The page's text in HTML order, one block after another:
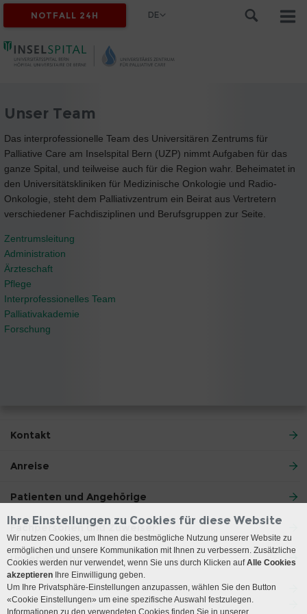
NOTFALL 24H DE
Unser Team
Das interprofessionelle Team des Universitären Zentrums für
Palliative Care am Inselspital Bern (UZP) nimmt Aufgaben für das
ganze Spital, und teilweise auch für die Region wahr. Beheimatet in
den Universitätskliniken für Medizinische Onkologie und Radio-
Onkologie, steht dem Palliativzentrum ein Beirat aus Vertretern
verschiedener Fachdisziplinen und Berufsgruppen zur Seite.
Zentrumsleitung
Administration
Ärzteschaft
Pflege
Interprofessionelles Team
Palliativakademie
Forschung
Kontakt
Anreise
Patienten und Angehörige
Fachpersonen und Zuweiser
Unser Angebot
Ihre Einstellungen zu Cookies für diese Website
Wir nutzen Cookies, um Ihnen die bestmögliche Nutzung unserer Website zu
ermöglichen und unsere Kommunikation mit Ihnen zu verbessern. Zusätzliche
Cookies werden nur verwendet, wenn Sie uns durch Klicken aufAlle Cookies
akzeptieren Ihre Einwilligung geben.
Um Ihre Privatsphäre-Einstellungen anzupassen, wählen Sie den Button
«Cookie Einstellungen» um eine spezifische Auswahl festzulegen.
Informationen zu den verwendeten Cookies finden Sie in unserer